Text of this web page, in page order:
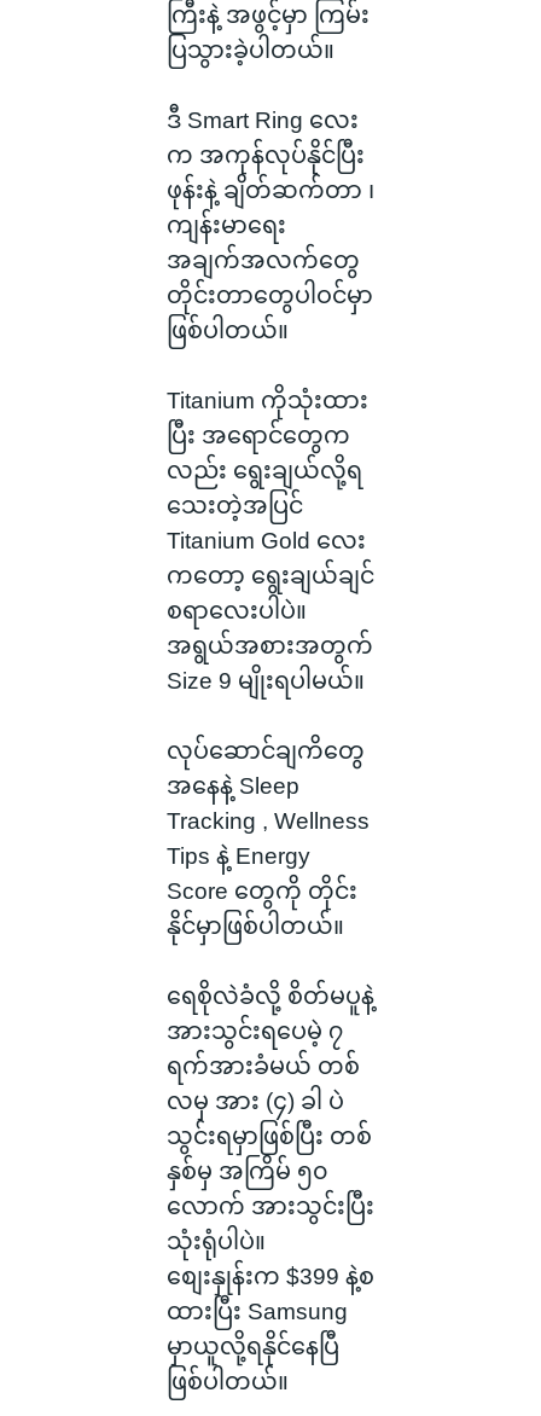
ကြီးနဲ့ အဖွင့်မှာ ကြမ်း
ပြသွားခဲ့ပါတယ်။
ဒီ Smart Ring လေး
က အကုန်လုပ်နိုင်ပြီး
ဖုန်းနဲ့ ချိတ်ဆက်တာ ၊
ကျန်းမာရေး
အချက်အလက်တွေ
တိုင်းတာတွေပါဝင်မှာ
ဖြစ်ပါတယ်။
Titanium ကိုသုံးထား
ပြီး အရောင်တွေက
လည်း ရွေးချယ်လို့ရ
သေးတဲ့အပြင်
Titanium Gold လေး
ကတော့ ရွေးချယ်ချင်
စရာလေးပါပဲ။
အရွယ်အစားအတွက်
Size 9 မျိုးရပါမယ်။
လုပ်ဆောင်ချကိတွေ
အနေနဲ့ Sleep
Tracking , Wellness
Tips နဲ့ Energy
Score တွေကို တိုင်း
နိုင်မှာဖြစ်ပါတယ်။
ရေစိုလဲခံလို့ စိတ်မပူနဲ့
အားသွင်းရပေမဲ့ ၇
ရက်အားခံမယ် တစ်
လမှ အား (၄) ခါ ပဲ
သွင်းရမှာဖြစ်ပြီး တစ်
နှစ်မှ အကြိမ် ၅၀
လောက် အားသွင်းပြီး
သုံးရုံပါပဲ။
စျေးနှုန်းက $399 နဲ့စ
ထားပြီး Samsung
မှာယူလို့ရနိုင်နေပြီ
ဖြစ်ပါတယ်။